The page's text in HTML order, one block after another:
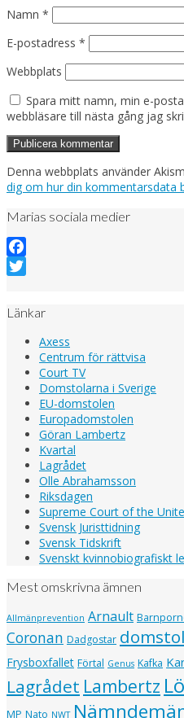
Namn *
E-postadress *
Webbplats
Spara mitt namn, min e-
webbläsare till nästa gång jag
Denna webbplats använder
dig om hur din kommentarsdata
Marias sociala medier
Facebook
Länkar
Axess
Centrum för rättvisa
Court TV
Domstolarna i Sverige
EU-domstolen
Europadomstolen
Göran Lambertz
Kvartal
Lagrådet
Olle Abrahamsson
Riksdagen
Supreme Court of the
Svensk Juristtidning
Svensk Tidskrift
Svenskt kvinnobiografiskt
Mest omskrivna ämnen
Allmänprevention Arnault
Coronan Dadgostar
Frysboxfallet Förtal Genus Kafka
Lagrådet Lambertz
MP Nato NWT